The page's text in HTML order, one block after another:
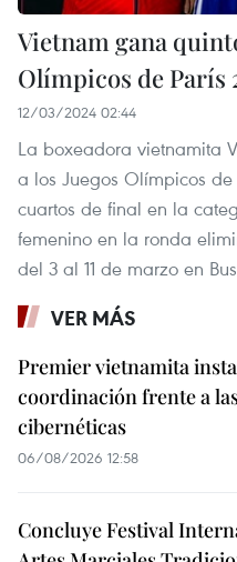
Vietnam gana
Olímpicos de París
12/03/2024 02:44
La boxeadora vietnamita
a los Juegos Olímpicos
cuartos de final en la
femenino en la ronda
del 3 al 11 de marzo en
VER MÁS
Premier vietnamita
coordinación frente a
cibernéticas
06/08/2026 12:58
Concluye Festival